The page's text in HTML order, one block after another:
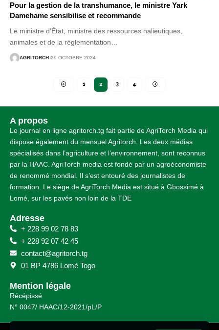
Pour la gestion de la transhumance, le ministre Yark
Damehame sensibilise et recommande
Le ministre d’État, ministre des ressources halieutiques,
animales et de la réglementation
AGRITORCH 29 OCTOBRE 2024
1 2 3 4
A propos
Le journal en ligne agritorch.tg fait partie de AgriTorch Media qui
dispose également du mensuel Agritorch. Les deux médias
spécialisés dans l’agriculture et l’environnement, sont reconnus
par la HAAC. AgriTorch media est fondé par un agroéconomiste
de renommé mondial. Il s’est entouré des journalistes de
formation. Le siège de AgriTorch Media est situé à Gbossimé à
Lomé, sur les pavés non loin de la TDE
Adresse
+ 228 99 02 78 83
+ 228 92 07 42 45
contact@agritorch.tg
01 BP 4786 Lomé Togo
Mention légale
Récépissé
N° 0047/ HAAC/12-2021/pL/P